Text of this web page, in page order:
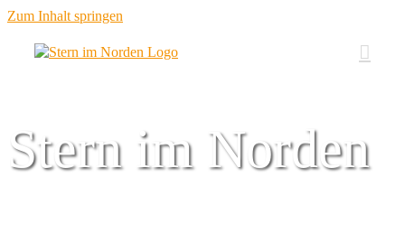
Zum Inhalt springen
Stern im Norden